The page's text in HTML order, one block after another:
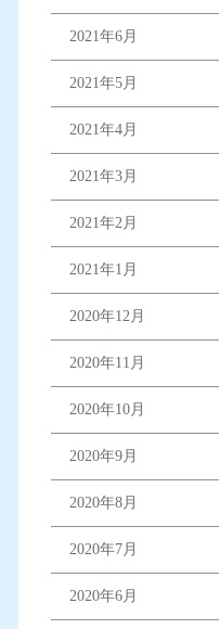
2021年6月
2021年5月
2021年4月
2021年3月
2021年2月
2021年1月
2020年12月
2020年11月
2020年10月
2020年9月
2020年8月
2020年7月
2020年6月